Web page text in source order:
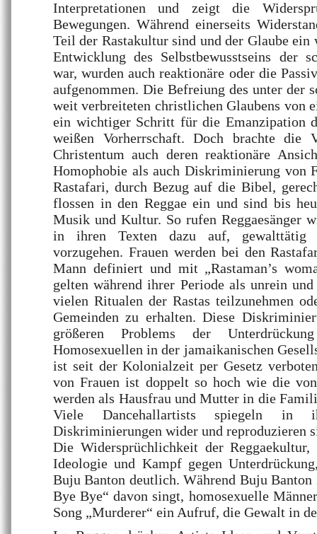
Interpretationen und zeigt die
Bewegungen. Während einerseits
Teil der Rastakultur sind und der Glaube
Entwicklung des Selbstbewusstseins der
war, wurden auch reaktionäre oder die
aufgenommen. Die Befreiung des unter der
weit verbreiteten christlichen Glaubens von
ein wichtiger Schritt für die Emanzipation
weißen Vorherrschaft. Doch brachte die
Christentum auch deren reaktionäre
Homophobie als auch Diskriminierung von
Rastafari, durch Bezug auf die Bibel,
flossen in den Reggae ein und sind bis
Musik und Kultur. So rufen Reggaesänger
in ihren Texten dazu auf, gewalttätig
vorzugehen. Frauen werden bei den
Mann definiert und mit „Rastaman’s
gelten während ihrer Periode als unrein
vielen Ritualen der Rastas teilzunehmen
Gemeinden zu erhalten. Diese
größeren Problems der
Homosexuellen in der jamaikanischen
ist seit der Kolonialzeit per Gesetz
von Frauen ist doppelt so hoch wie die
werden als Hausfrau und Mutter in die
Viele Dancehallartists spiegeln in
Diskriminierungen wider und reproduzieren
Die Widersprüchlichkeit der Reggaekultur,
Ideologie und Kampf gegen
Buju Banton deutlich. Während Buju
Bye Bye“ davon singt, homosexuelle
Song „Murderer“ ein Aufruf, die Gewalt in